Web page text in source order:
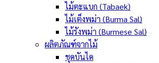
ไม้ตะแบก (Tabaek)
ไม้เต็งพม่า (Burma Sal)
ไม้รังพม่า (Burmese Sal)
ผลิตภัณฑ์จากไม้
ชุดบันได